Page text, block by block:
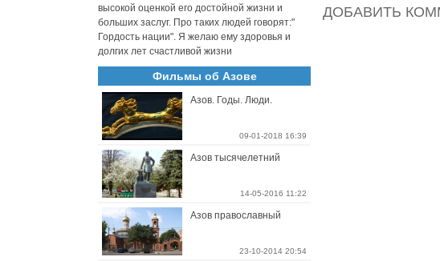
ДОБАВИТЬ
высокой оценкой его достойной жизни и
больших заслуг. Про таких людей говорят:"
Гордость нации". Я желаю ему здоровья и
долгих лет счастливой жизни
Фильмы об Азове
Азов. Годы. Люди.
09-01-2018 16:39
Азов тысячелетний
14-05-2016 11:22
Азов православный
23-10-2014 20:54